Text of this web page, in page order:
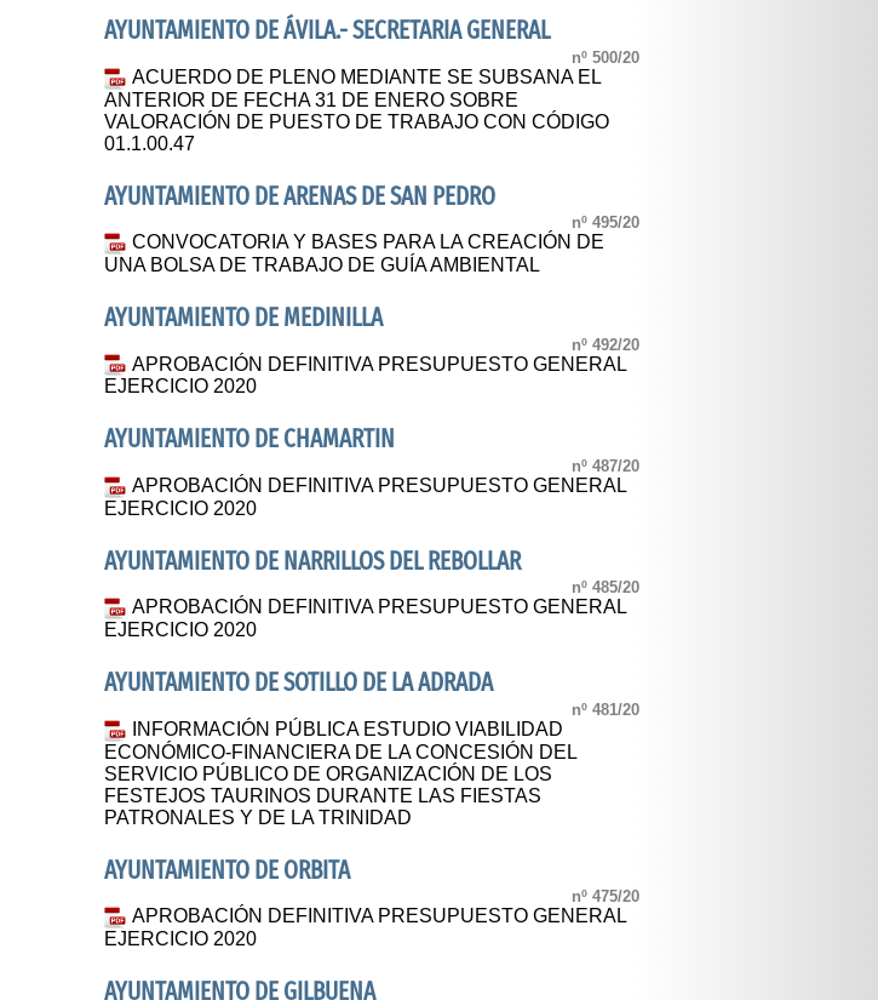
AYUNTAMIENTO DE ÁVILA.- SECRETARIA GENERAL
nº 500/20
ACUERDO DE PLENO MEDIANTE SE SUBSANA EL
ANTERIOR DE FECHA 31 DE ENERO SOBRE
VALORACIÓN DE PUESTO DE TRABAJO CON CÓDIGO
01.1.00.47
AYUNTAMIENTO DE ARENAS DE SAN PEDRO
nº 495/20
CONVOCATORIA Y BASES PARA LA CREACIÓN DE
UNA BOLSA DE TRABAJO DE GUÍA AMBIENTAL
AYUNTAMIENTO DE MEDINILLA
nº 492/20
APROBACIÓN DEFINITIVA PRESUPUESTO GENERAL
EJERCICIO 2020
AYUNTAMIENTO DE CHAMARTIN
nº 487/20
APROBACIÓN DEFINITIVA PRESUPUESTO GENERAL
EJERCICIO 2020
AYUNTAMIENTO DE NARRILLOS DEL REBOLLAR
nº 485/20
APROBACIÓN DEFINITIVA PRESUPUESTO GENERAL
EJERCICIO 2020
AYUNTAMIENTO DE SOTILLO DE LA ADRADA
nº 481/20
INFORMACIÓN PÚBLICA ESTUDIO VIABILIDAD
ECONÓMICO-FINANCIERA DE LA CONCESIÓN DEL
SERVICIO PÚBLICO DE ORGANIZACIÓN DE LOS
FESTEJOS TAURINOS DURANTE LAS FIESTAS
PATRONALES Y DE LA TRINIDAD
AYUNTAMIENTO DE ORBITA
nº 475/20
APROBACIÓN DEFINITIVA PRESUPUESTO GENERAL
EJERCICIO 2020
AYUNTAMIENTO DE GILBUENA